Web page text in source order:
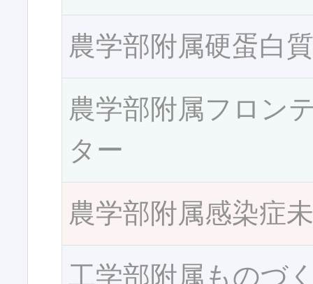
農学部附属硬蛋白
農学部附属フロン
ター
農学部附属感染症
工学部附属ものづ